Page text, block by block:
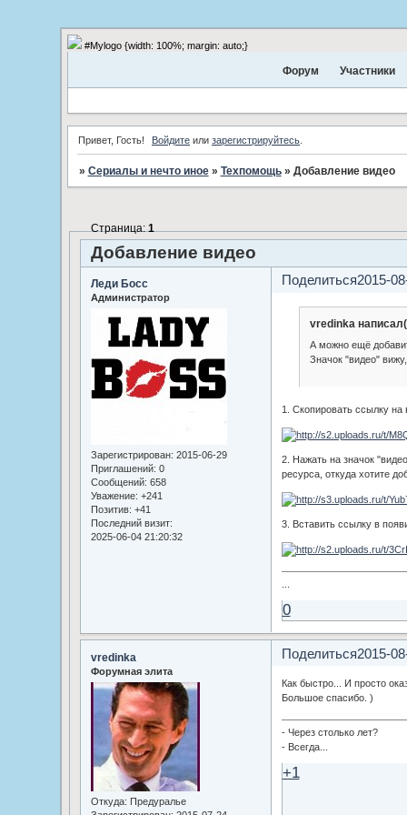
#Mylogo {width: 100%; margin: auto;}
Форум Участники
Привет, Гость! Войдите или зарегистрируйтесь
» Сериалы и нечто иное » Техпомощь » Добавление видео
Добавление видео
Страница:1
Поделиться2015-
Леди Босс
Администратор
Зарегистрирован: 2015-06-29
Приглашений: 0
Сообщений: 658
Уважение: +241
Позитив: +41
Последний визит:
2025-06-04 21:20:32
vredinka
А можно ещё
Значок "видео"
1. Скопировать ссылку на
2. Нажать на значок
ресурса, откуда хотите
3. Вставить ссылку в
0
Поделиться2015-
vredinka
Форумная элита
Откуда: Предуралье
Как быстро... И просто
Большое спасибо. )
- Через столько лет?
- Всегда...
+1